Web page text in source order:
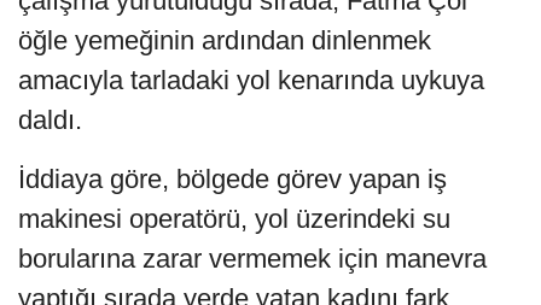
öğle yemeğinin ardından dinlenmek
amacıyla tarladaki yol kenarında uykuya
daldı.
İddiaya göre, bölgede görev yapan iş
makinesi operatörü, yol üzerindeki su
borularına zarar vermemek için manevra
yaptığı sırada yerde yatan kadını fark